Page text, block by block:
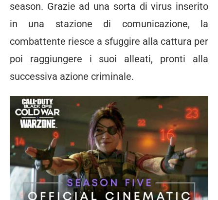
season. Grazie ad una sorta di virus inserito
in una stazione di comunicazione, la
combattente riesce a sfuggire alla cattura per
poi raggiungere i suoi alleati, pronti alla
successiva azione criminale.